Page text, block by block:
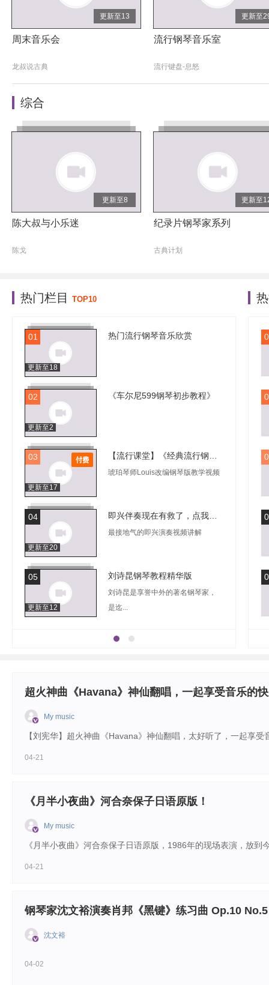
更新至13
周末音乐会
龙叔说古典
更新至
流行钢琴音乐室
流行键盘-息怒
综合
更新至8
陈大叔与小乐迷
陈戈
更新至
纪录片钢琴家系列
古典计划
热门栏目 TOP10
01
更新至18
热门流行钢琴音乐欣赏
02
更新至2
《车尔尼599钢琴初步教程》
03
更新至17
琥珀琴师Louis改编钢琴版教学视频
04
更新至20
最接地气的即兴演奏视频讲解
05
更新至12
刘诗昆钢琴教程精华版
刘诗昆是享誉中外的著名钢琴家，
是迄...
07 小朋友学拜厄
08
09
更新至99
琴的...
更新至12
超火神曲《Havana》神仙翻唱，一起享受音乐的
My music
【刘宪华】超火神曲《Havana》神仙翻唱，太好听了，一起享受
04-21
《月半小夜曲》河合奈保子日语原版！
My music
《月半小夜曲》河合奈保子日语原版，1986年的现场表演，放到
04-21
钢琴家沈文裕演奏肖邦《黑键》练习曲 Op.10 No.5
沈文裕
04-02